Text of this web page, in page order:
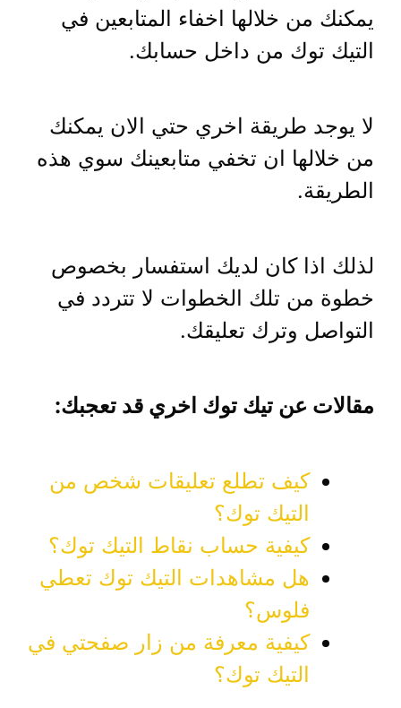
يمكنك من خلالها اخفاء المتابعين في
التيك توك من داخل حسابك.
لا يوجد طريقة اخري حتي الان يمكنك
من خلالها ان تخفي متابعينك سوي هذه
الطريقة.
لذلك اذا كان لديك استفسار بخصوص
خطوة من تلك الخطوات لا تتردد في
التواصل وترك تعليقك.
مقالات عن تيك توك اخري قد تعجبك:
كيف تطلع تعليقات شخص من
التيك توك؟
كيفية حساب نقاط التيك توك؟
هل مشاهدات التيك توك تعطي
فلوس؟
كيفية معرفة من زار صفحتي في
التيك توك؟